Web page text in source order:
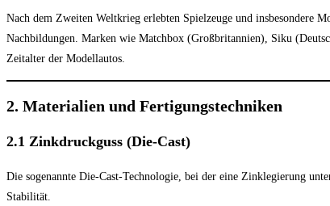
Nach dem Zweiten Weltkrieg erlebten Spielzeuge und insbesondere
Nachbildungen. Marken wie Matchbox (Großbritannien), Siku
Zeitalter der Modellautos.
2. Materialien und Fertigungstechniken
2.1 Zinkdruckguss (Die-Cast)
Die sogenannte Die-Cast-Technologie, bei der eine Zinklegierung
Stabilität.